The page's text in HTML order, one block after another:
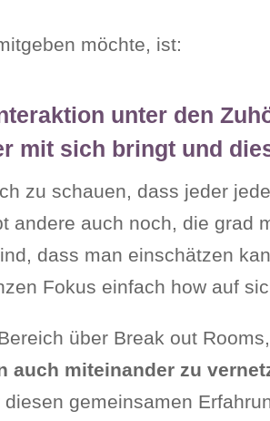
möchte, ist:
unter den
mit sich bringt und
zu schauen, dass jeder
andere auch noch, die grad
dass man einschätzen
Fokus einfach how auf
über Break out
auch miteinander zu
gemeinsamen